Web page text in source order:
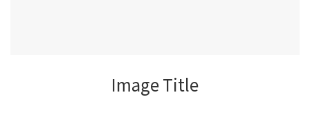
Video Title